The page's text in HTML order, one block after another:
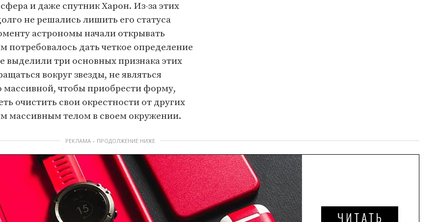
и даже спутник Харон. Из-за этих
не решались лишить его статуса
астрономы начали открывать
потребовалось дать четкое определение
выделили три основных признака этих
вокруг звезды, не являться
массивной, чтобы приобрести форму,
очистить свои окрестности от других
массивным телом в своем окружении.
РЕКЛАМА – ПРОДОЛЖЕНИЕ НИЖЕ